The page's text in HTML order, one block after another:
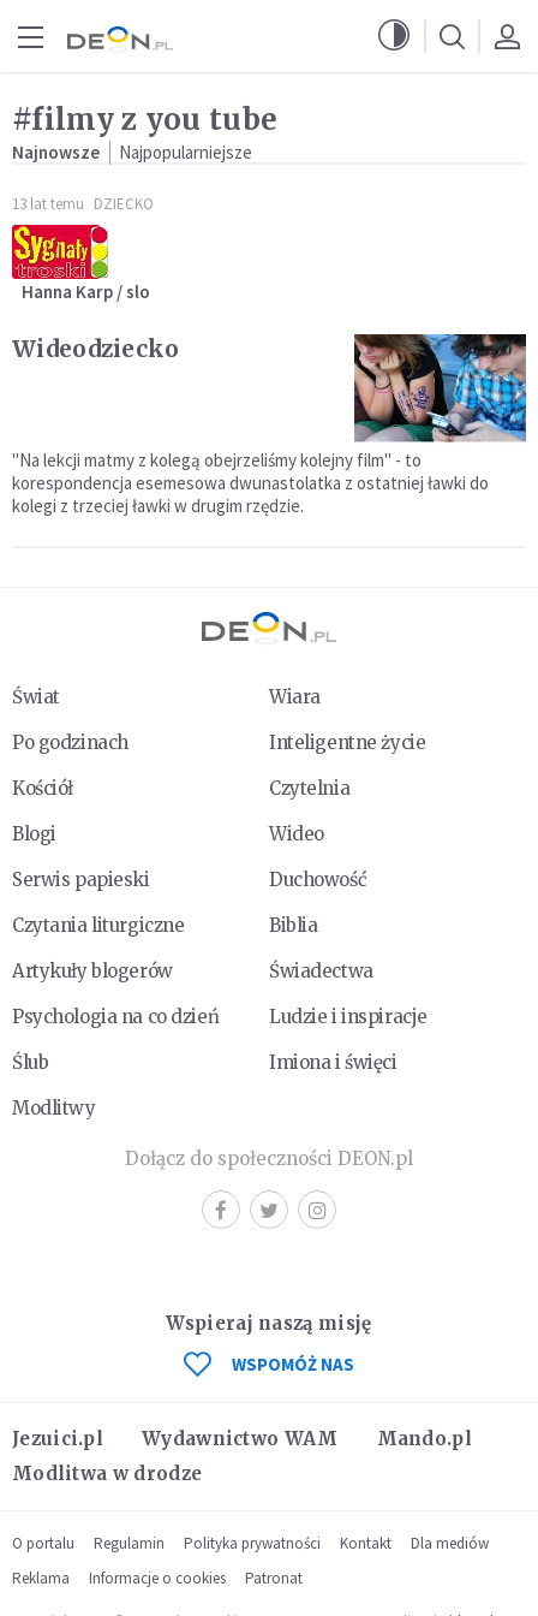
#filmy z you tube
Najnowsze Najpopularniejsze
13 lat temu DZIECKO
Hanna Karp / slo
Wideodziecko
"Na lekcji matmy z kolegą obejrzeliśmy kolejny film" - to
korespondencja esemesowa dwunastolatka z ostatniej ławki do
kolegi z trzeciej ławki w drugim rzędzie.
Świat
Wiara
Po godzinach
Inteligentne życie
Kościół
Czytelnia
Blogi
Wideo
Serwis papieski
Duchowość
Czytania liturgiczne
Biblia
Artykuły blogerów
Świadectwa
Psychologia na co dzień
Ludzie i inspiracje
Ślub
Imiona i święci
Modlitwy
Dołącz do społeczności DEON.pl
Jezuici.pl Wydawnictwo WAM
Mando.pl
Modlitwa w drodze
Wspieraj naszą misję
WSPOMÓŻ NAS
O portalu Regulamin Polityka prywatności Kontakt
Dla mediów
Reklama
Informacje o cookies Patronat